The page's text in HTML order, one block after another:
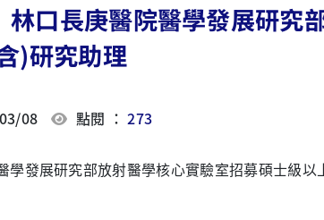
林口長庚醫院醫學發展研究
)研究助理
08 點閱 ：273
學發展研究部放射醫學核心實驗室招募碩士級以